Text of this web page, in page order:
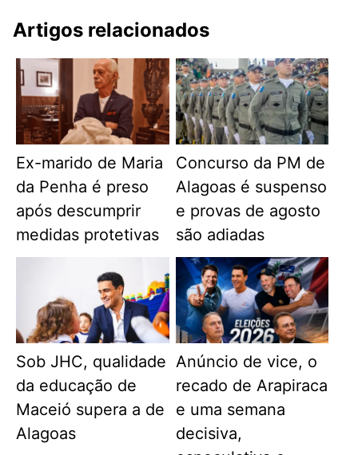
Artigos relacionados
Ex-marido de Maria
da Penha é preso
após descumprir
medidas protetivas
Concurso da PM de
Alagoas é suspenso
e provas de agosto
são adiadas
Sob JHC, qualidade
da educação de
Maceió supera a de
Alagoas
Anúncio de vice, o
recado de Arapiraca
e uma semana
decisiva,